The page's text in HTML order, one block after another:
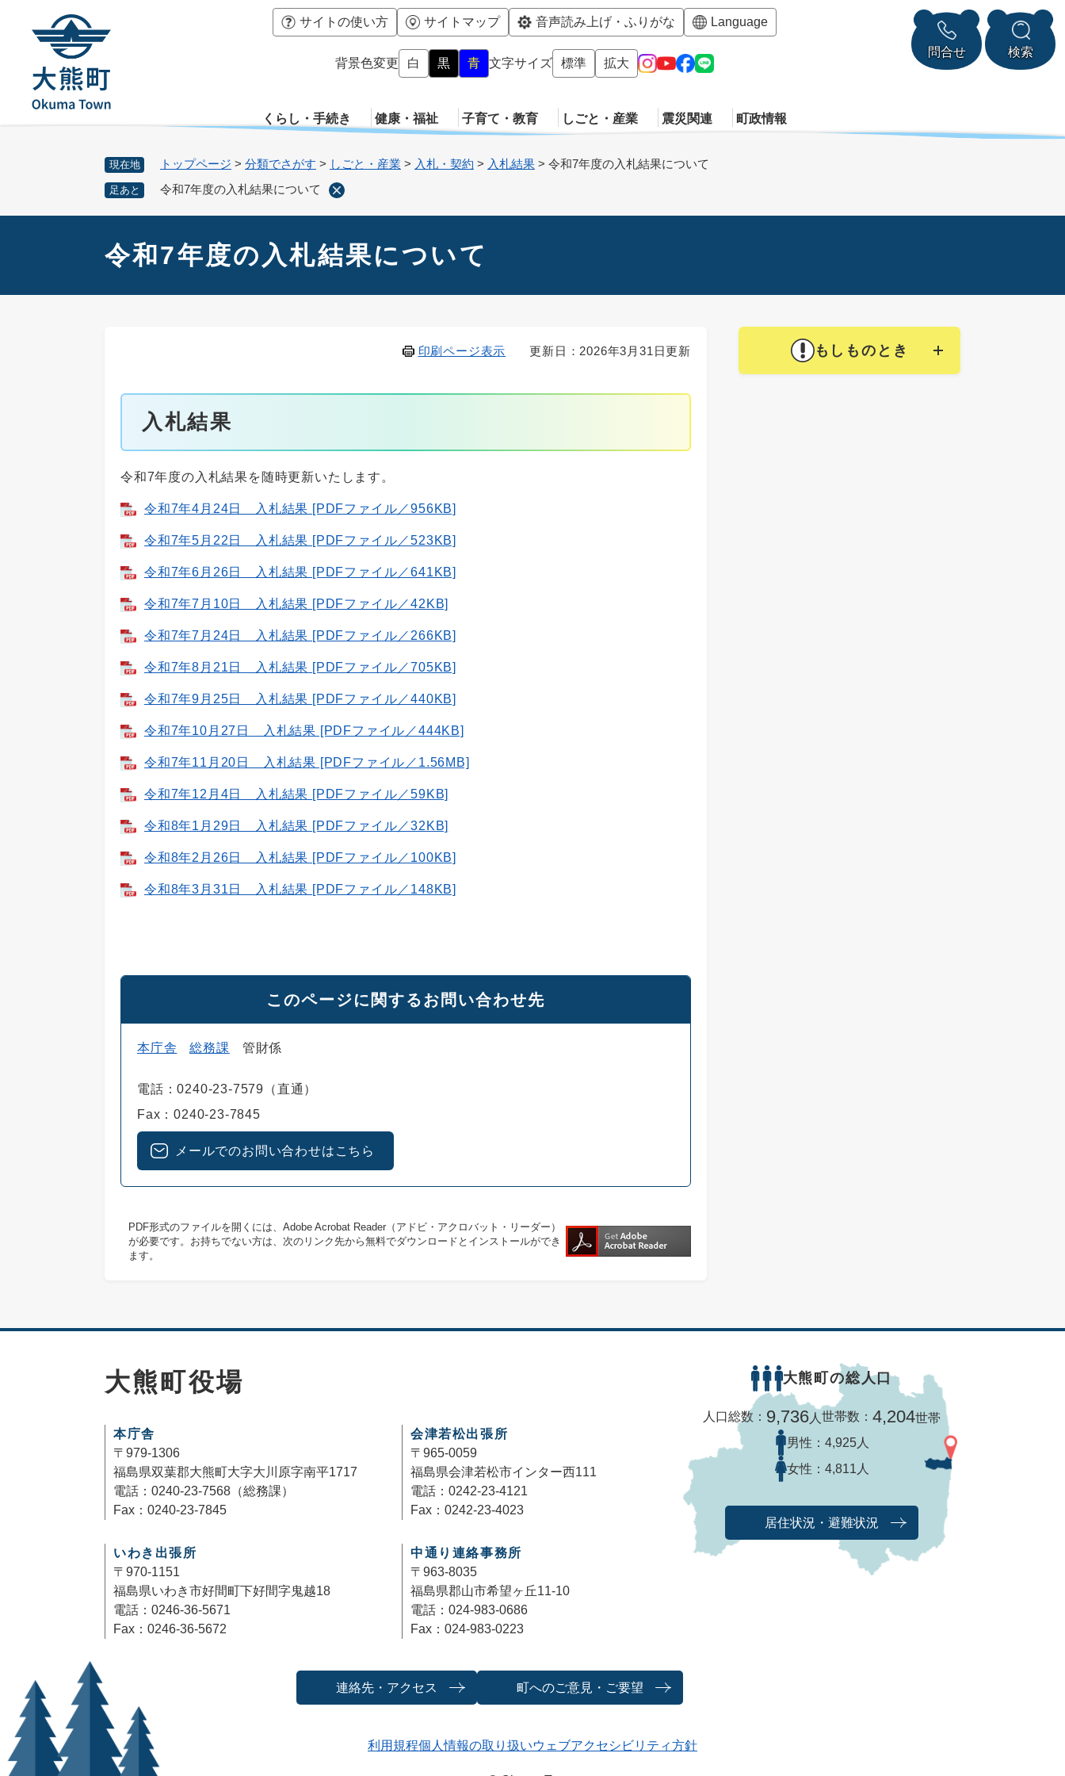
メニューを飛ばして本文へ
サイトの使い方 サイトマップ 音声読み上げ・ふりがな Language
背景色変更 白 黒 青 文字サイズ 標準 拡大
問合せ 検索
くらし・手続き 健康・福祉 子育て・教育 しごと・産業 震災関連 町政情報
現在地 トップページ > 分類でさがす > しごと・産業 > 入札・契約 > 入札結果 > 令和7年度の入札結果について
足あと 令和7年度の入札結果について
令和7年度の入札結果について
更新日：2026年3月31日更新
印刷ページ表示
入札結果
令和7年度の入札結果を随時更新いたします。
令和7年4月24日 入札結果 [PDFファイル／956KB]
令和7年5月22日 入札結果 [PDFファイル／523KB]
令和7年6月26日 入札結果 [PDFファイル／641KB]
令和7年7月10日 入札結果 [PDFファイル／42KB]
令和7年7月24日 入札結果 [PDFファイル／266KB]
令和7年8月21日 入札結果 [PDFファイル／705KB]
令和7年9月25日 入札結果 [PDFファイル／440KB]
令和7年10月27日 入札結果 [PDFファイル／444KB]
令和7年11月20日 入札結果 [PDFファイル／1.56MB]
令和7年12月4日 入札結果 [PDFファイル／59KB]
令和8年1月29日 入札結果 [PDFファイル／32KB]
令和8年2月26日 入札結果 [PDFファイル／100KB]
令和8年3月31日 入札結果 [PDFファイル／148KB]
このページに関するお問い合わせ先
本庁舎 総務課 管財係
電話：0240-23-7579（直通）
Fax：0240-23-7845
メールでのお問い合わせはこちら
PDF形式のファイルを開くには、Adobe Acrobat Reader（アドビ・アクロバット・リーダー）
が必要です。お持ちでない方は、次のリンク先から無料でダウンロードとインストールができ
ます。
もしものとき
大熊町役場
本庁舎
〒979-1306
福島県双葉郡大熊町大字大川原字南平1717
電話：0240-23-7568（総務課）
Fax：0240-23-7845
会津若松出張所
〒965-0059
福島県会津若松市インター西111
電話：0242-23-4121
Fax：0242-23-4023
いわき出張所
〒970-1151
福島県いわき市好間町下好間字鬼越18
電話：0246-36-5671
Fax：0246-36-5672
中通り連絡事務所
〒963-8035
福島県郡山市希望ヶ丘11-10
電話：024-983-0686
Fax：024-983-0223
連絡先・アクセス 町へのご意見・ご要望
大熊町の総人口
人口総数： 9,736 人 世帯数： 4,204世帯
男性： 4,925人
女性： 4,811人
居住状況・避難状況
利用規程個人情報の取り扱いウェブアクセシビリティ方針